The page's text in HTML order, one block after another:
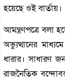
হয়েছে ওই বার্তায়।
আমন্ত্রণপত্রে বলা
অভ্যুত্থানের
ধারার। সাধারণ
রাজনৈতিক